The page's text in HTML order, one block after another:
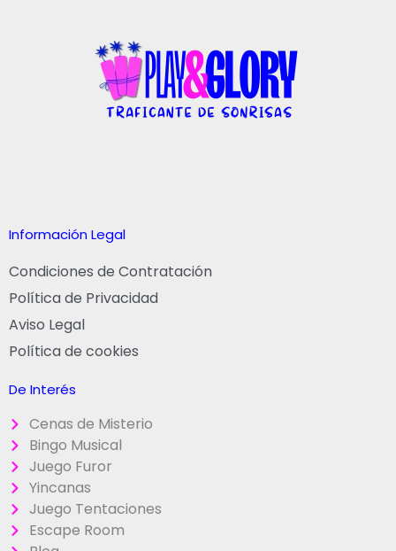
Información Legal
Condiciones de Contratación
Política de Privacidad
Aviso Legal
Política de cookies
De Interés
Cenas de Misterio
Bingo Musical
Juego Furor
Yincanas
Juego Tentaciones
Escape Room